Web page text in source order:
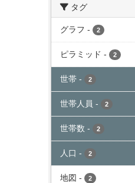
タグ
グラフ - 2
ピラミッド - 2
世帯 - 2
世帯人員 - 2
世帯数 - 2
人口 - 2
地図 - 2